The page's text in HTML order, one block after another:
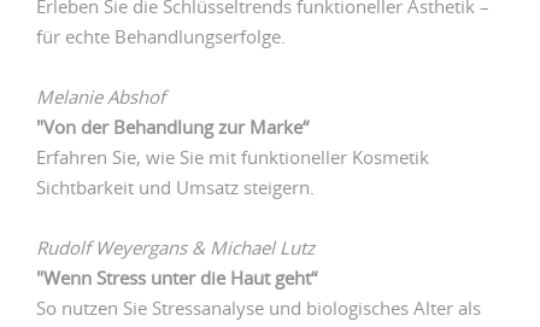
Erleben Sie die Schlüsseltrends funktioneller Ästhetik –
für echte Behandlungserfolge.
Melanie Abshof
"Von der Behandlung zur Marke“
Erfahren Sie, wie Sie mit funktioneller Kosmetik
Sichtbarkeit und Umsatz steigern.
Rudolf Weyergans & Michael Lutz
"Wenn Stress unter die Haut geht“
So nutzen Sie Stressanalyse und biologisches Alter als